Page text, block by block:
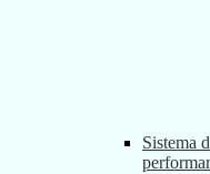
Sistema